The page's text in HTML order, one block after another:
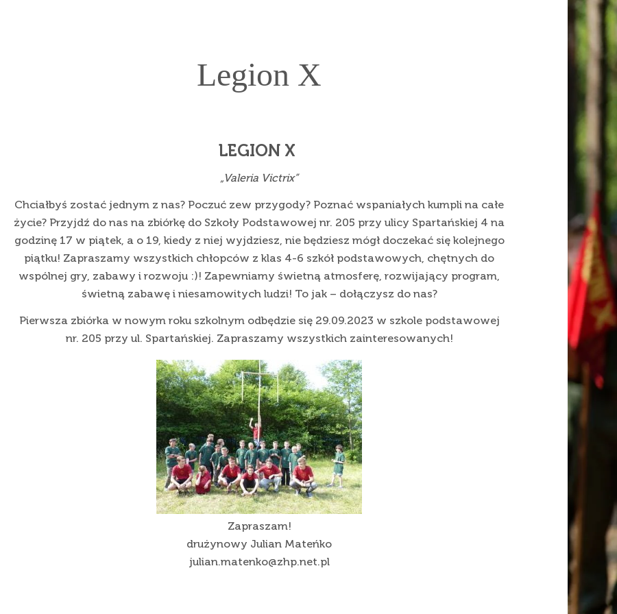
Legion X
LEGION X
„Valeria Victrix”
Chciałbyś zostać jednym z nas? Poczuć zew przygody? Poznać wspaniałych kumpli na całe
życie? Przyjdź do nas na zbiórkę do Szkoły Podstawowej nr. 205 przy ulicy Spartańskiej 4 na
godzinę 17 w piątek, a o 19, kiedy z niej wyjdziesz, nie będziesz mógł doczekać się kolejnego
piątku! Zapraszamy wszystkich chłopców z klas 4-6 szkół podstawowych, chętnych do
wspólnej gry, zabawy i rozwoju :)! Zapewniamy świetną atmosferę, rozwijający program,
świetną zabawę i niesamowitych ludzi! To jak – dołączysz do nas?
Pierwsza zbiórka w nowym roku szkolnym odbędzie się 29.09.2023 w szkole podstawowej
nr. 205 przy ul. Spartańskiej. Zapraszamy wszystkich zainteresowanych!
Zapraszam!
drużynowy Julian Mateńko
julian.matenko@zhp.net.pl